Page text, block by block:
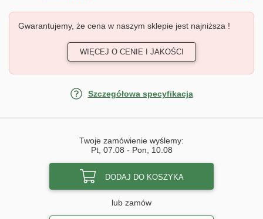
Gwarantujemy, że cena w naszym sklepie jest najniższa !
WIĘCEJ O CENIE I JAKOŚCI
Szczegółowa specyfikacja
Twoje zamówienie wyślemy:
Pt, 07.08 - Pon, 10.08
DODAJ DO KOSZYKA
lub zamów